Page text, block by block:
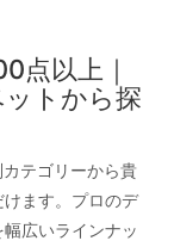
点以上｜
トから探
テゴリーから貴
ます。プロのデ
広いラインナッ